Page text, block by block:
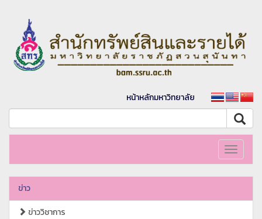
หน้าหลักมหาวิทยาลัย
Toggle
ข่าว
ข่าววิชาการ